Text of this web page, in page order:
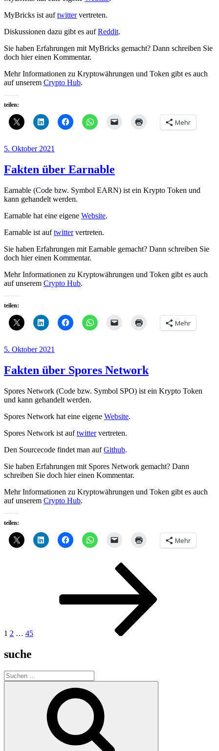
MyBricks ist auftwittervertreten.
Diskussionen dazu gibt es aufReddit.
Sie haben Erfahrungen mit MyBricks gemacht? Dann schreiben Sie
doch hier einen Kommentar.
Mehr Informationen zu Kryptowährungen und Token gibt es auch
auf unserem Crypto Hub.
teilen:
Mehr
Veröffentlicht
5. Oktober 2021
Fakten über Earnable
Earnable (Code bzw. Symbol EARN) ist ein Krypto Token und
kann gehandelt werden.
Earnable hat eine eigene Website.
Earnable ist auftwittervertreten.
Sie haben Erfahrungen mit Earnable gemacht? Dann schreiben Sie
doch hier einen Kommentar.
Mehr Informationen zu Kryptowährungen und Token gibt es auch
auf unserem Crypto Hub.
teilen:
Mehr
Veröffentlicht
5. Oktober 2021
Fakten über Spores Network
Spores Network (Code bzw. Symbol SPO) ist ein Krypto Token
und kann gehandelt werden.
Spores Network hat eine eigene Website.
Spores Network ist auftwittervertreten.
Den Sourcecode findet man aufGithub.
Sie haben Erfahrungen mit Spores Network gemacht? Dann
schreiben Sie doch hier einen Kommentar.
Mehr Informationen zu Kryptowährungen und Token gibt es auch
auf unserem Crypto Hub.
teilen:
Mehr
1 2 … 45
suche
Suche
nach: